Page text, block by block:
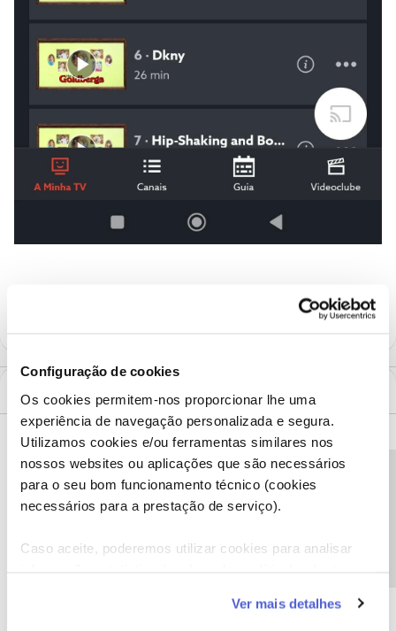
Configuração de cookies
Os cookies permitem-nos proporcionar lhe uma
experiência de navegação personalizada e segura.
Utilizamos cookies e/ou ferramentas similares nos
nossos websites ou aplicações que são necessários
para o seu bom funcionamento técnico (cookies
necessários para a prestação de serviço).
Caso aceite, poderemos utilizar cookies para analisar
funcionalidades (cookies de personalização e
Ver mais detalhes
Mário P. Forum|Forum|2 years ago
Bom dia@Sofia FN, seja bem-vinda ao Fórum NOS.
Muito obrigado pelo alerta. Endereçámo-lo internamente para
que seja verificada a situação juntamente com o canal.
Ajude a comunidade a encontrar informação relevante. Marque